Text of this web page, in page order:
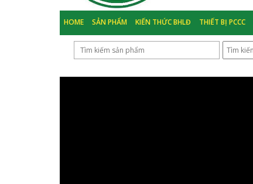
HOME SẢN PHẨM KIẾN THỨC BHLĐ THIẾT BỊ PCCC